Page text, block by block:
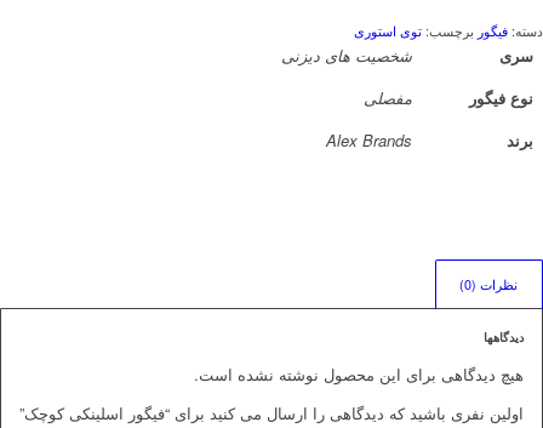
دسته: فیگور برچسب: توی استوری
سری
شخصیت های دیزنی
نوع فیگور
مفصلی
برند
Alex Brands
نظرات (0)
دیدگاهها
هیچ دیدگاهی برای این محصول نوشته نشده است.
اولین نفری باشید که دیدگاهی را ارسال می کنید برای “فیگور اسلینکی کوچک”